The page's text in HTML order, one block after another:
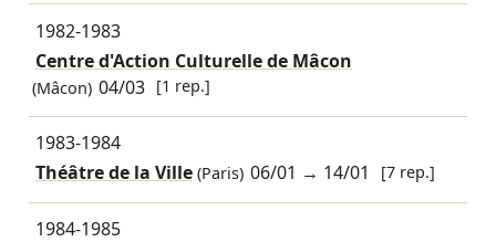
1982-1983
Centre d'Action Culturelle de Mâcon
(Mâcon) 04/03 [1 rep.]
1983-1984
Théâtre de la Ville(Paris) 06/01 → 14/01 [7 rep.]
1984-1985